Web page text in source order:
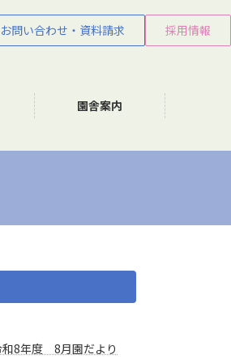
お問い合わせ・資料請求 採用情報
園舎案内
和8年度 8月園だより